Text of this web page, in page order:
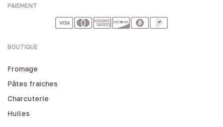
PAIEMENT
BOUTIQUE
Fromage
Pâtes fraiches
Charcuterie
Huiles